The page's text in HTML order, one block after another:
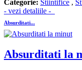
Categorie: Stiintifice ,
- vezi detaliile -
Absurditati...
Absurditati la